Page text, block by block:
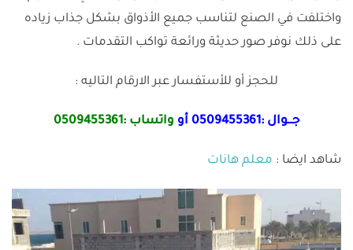
واختلفت في الصنع لتناسب جميع الأذواق بشكل جذاب زياده
على ذلك نوفر صور حديثة ورائعة تواكب التقدمات .
للحجز أو للأستفسار عبر الارقام التاليه :
جـــوال :0509455361 أو واتساب :0509455361
شاهد ايضا : معلم هانات